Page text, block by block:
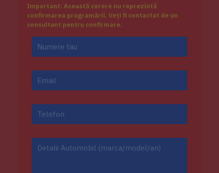
Important: Această cerere nu reprezintă
confirmarea programării. Veți fi contactat de un
consultant pentru confirmare.